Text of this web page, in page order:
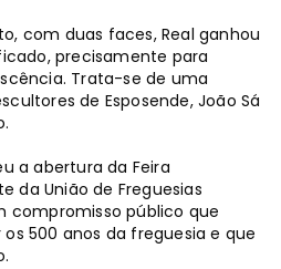
com duas faces, Real ganhou
precisamente para
Trata-se de uma
de Esposende, João Sá
a abertura da Feira
da União de Freguesias
compromisso público que
500 anos da freguesia e que